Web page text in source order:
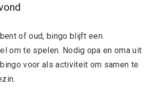
of oud, bingo blijft een
om te spelen. Nodig opa en oma uit
voor als activiteit om samen te